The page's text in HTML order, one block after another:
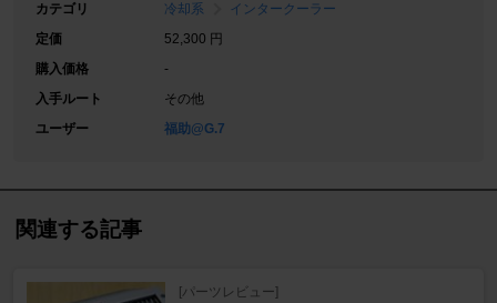
カテゴリ
冷却系
インタークーラー
定価
52,300 円
購入価格
-
入手ルート
その他
ユーザー
福助@G.7
関連する記事
[パーツレビュー]